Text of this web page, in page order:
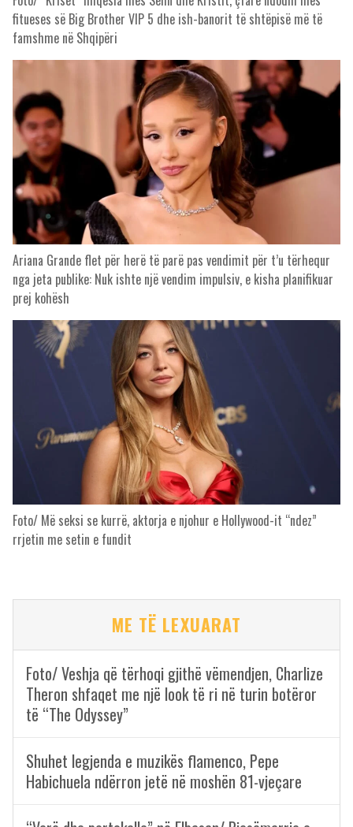
fitueses së Big Brother VIP 5 dhe ish-banorit të shtëpisë më të
famshme në Shqipëri
Ariana Grande flet për herë të parë pas vendimit për t’u tërhequr
nga jeta publike: Nuk ishte një vendim impulsiv, e kisha planifikuar
prej kohësh
Foto/ Më seksi se kurrë, aktorja e njohur e Hollywood-it “ndez”
rrjetin me setin e fundit
ME TË LEXUARAT
Foto/ Veshja që tërhoqi gjithë vëmendjen, Charlize
Theron shfaqet me një look të ri në turin botëror
të “The Odyssey”
Shuhet legjenda e muzikës flamenco, Pepe
Habichuela ndërron jetë në moshën 81-vjeçare